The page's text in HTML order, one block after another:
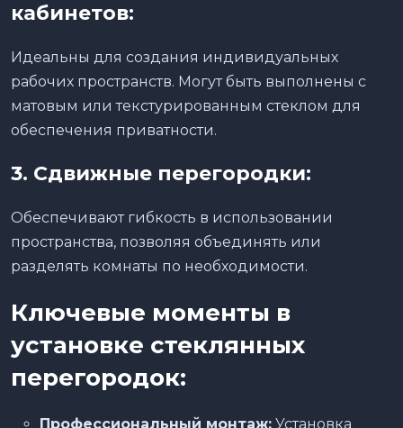
кабинетов:
Идеальны для создания индивидуальных
рабочих пространств. Могут быть выполнены с
матовым или текстурированным стеклом для
обеспечения приватности.
3. Сдвижные перегородки:
Обеспечивают гибкость в использовании
пространства, позволяя объединять или
разделять комнаты по необходимости.
Ключевые моменты в
установке стеклянных
перегородок:
Профессиональный монтаж: Установка